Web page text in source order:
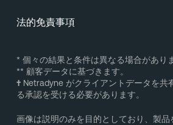
法的免責事項
* 個々の結果と条件は異なる場合があり
** 顧客データに基づきます。
†Netradyne がクライアントデータを共
る承認を受ける必要があります。
画像は説明のみを目的としており、製